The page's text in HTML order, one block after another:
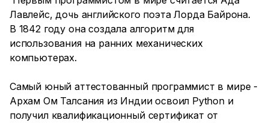
Лавлейс, дочь английского поэта Лорда Байрона.
В 1842 году она создала алгоритм для
использования на ранних механических
компьютерах.
Самый юный аттестованный программист в мире -
Архам Ом Талсания из Индии освоил Python и
получил квалификационный сертификат от